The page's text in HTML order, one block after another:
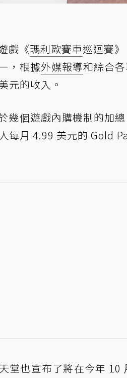
戲《瑪利歐賽車巡迴賽
，根據外媒報導和綜合
元的收入。
幾個遊戲內購機制的加
每月 4.99 美元的 Gold
堂也宣布了將在今年